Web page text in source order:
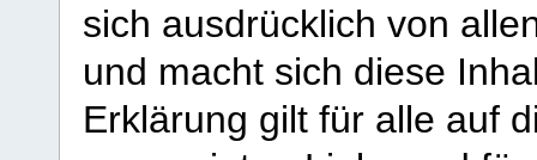
sich ausdrücklich von
und macht sich diese
Erklärung gilt für alle auf